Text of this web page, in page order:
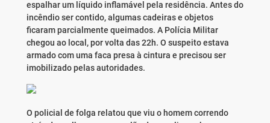
espalhar um líquido inflamável pela residência. Antes do
incêndio ser contido, algumas cadeiras e objetos
ficaram parcialmente queimados. A Polícia Militar
chegou ao local, por volta das 22h. O suspeito estava
armado com uma faca presa à cintura e precisou ser
imobilizado pelas autoridades.
O policial de folga relatou que viu o homem correndo